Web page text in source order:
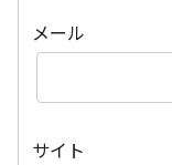
メール
サイト